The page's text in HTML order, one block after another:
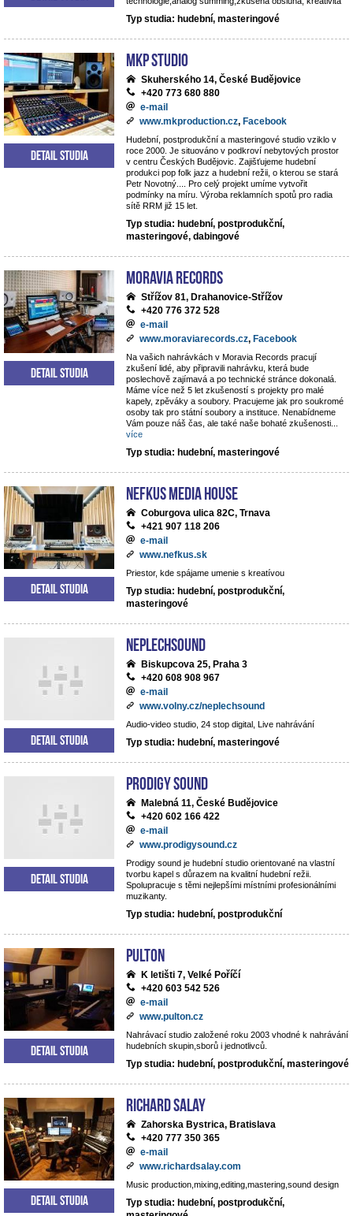
Typ studia: hudební, masteringové
MKP STUDIO
Skuherského 14, České Budějovice
+420 773 680 880
e-mail
www.mkproduction.cz, Facebook
Hudební, postprodukční a masteringové studio vziklo v
roce 2000. Je situováno v podkroví nebytových prostor
v centru Českých Budějovic. Zajišťujeme hudební
produkci pop folk jazz a hudební režii, o kterou se stará
Petr Novotný.... Pro celý projekt umíme vytvořit
podmínky na míru. Výroba reklamních spotů pro radia
sítě RRM již 15 let.
Typ studia: hudební, postprodukční,
masteringové, dabingové
Detail studia
Moravia Records
Střížov 81, Drahanovice-Střížov
+420 776 372 528
e-mail
www.moraviarecords.cz, Facebook
Na vašich nahrávkách v Moravia Records pracují
zkušení lidé, aby připravili nahrávku, která bude
poslechově zajímavá a po technické stránce dokonalá.
Máme více než 5 let zkušeností s projekty pro malé
kapely, zpěváky a soubory. Pracujeme jak pro soukromé
osoby tak pro státní soubory a instituce. Nenabídneme
Vám pouze náš čas, ale také naše bohaté zkušenosti
více
Typ studia: hudební, masteringové
Detail studia
NEFKUS Media House
Coburgova ulica 82C, Trnava
+421 907 118 206
e-mail
www.nefkus.sk
Priestor, kde spájame umenie s kreatívou
Typ studia: hudební, postprodukční,
masteringové
Detail studia
NEPLECHSOUND
Biskupcova 25, Praha 3
+420 608 908 967
e-mail
www.volny.cz/neplechsound
Audio-video studio, 24 stop digital, Live nahrávání
Typ studia: hudební, masteringové
Detail studia
Prodigy Sound
Malebná 11, České Budějovice
+420 602 166 422
e-mail
www.prodigysound.cz
Prodigy sound je hudební studio orientované na vlastní
tvorbu kapel s důrazem na kvalitní hudební režii.
Spolupracuje s těmi nejlepšími místními profesionálními
muzikanty.
Typ studia: hudební, postprodukční
Detail studia
Pulton
K letišti 7, Velké Poříčí
+420 603 542 526
e-mail
www.pulton.cz
Nahrávací studio založené roku 2003 vhodné k nahrávání
hudebních skupin,sborů i jednotlivců.
Typ studia: hudební, postprodukční, masteringové
Detail studia
RICHARD SALAY
Zahorska Bystrica, Bratislava
+420 777 350 365
e-mail
www.richardsalay.com
Music production,mixing,editing,mastering,sound design
Typ studia: hudební, postprodukční,
Detail studia